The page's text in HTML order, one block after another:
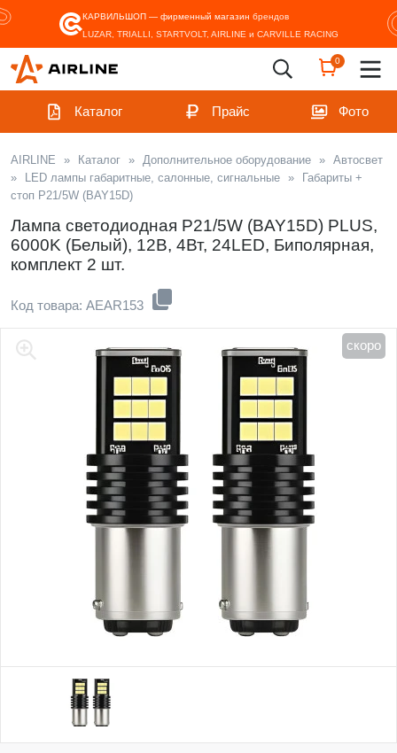
КАРВИЛЬШОП — фирменный магазин брендов
LUZAR, TRIALLI, STARTVOLT, AIRLINE и CARVILLE RACING
0
Каталог Прайс Фото
AIRLINE » Каталог » Дополнительное оборудование » Автосвет
»
LED лампы габаритные, салонные, сигнальные »
Габариты +
стоп P21/5W (BAY15D)
Лампа светодиодная P21/5W (BAY15D) PLUS,
6000K (Белый), 12В, 4Вт, 24LED, Биполярная,
комплект 2 шт.
Код товара: AEAR153
скоро